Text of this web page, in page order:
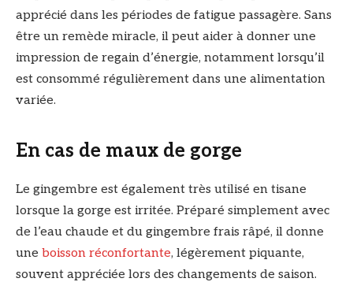
apprécié dans les périodes de fatigue passagère. Sans
être un remède miracle, il peut aider à donner une
impression de regain d’énergie, notamment lorsqu’il
est consommé régulièrement dans une alimentation
variée.
En cas de maux de gorge
Le gingembre est également très utilisé en tisane
lorsque la gorge est irritée. Préparé simplement avec
de l’eau chaude et du gingembre frais râpé, il donne
une boisson réconfortante, légèrement piquante,
souvent appréciée lors des changements de saison.